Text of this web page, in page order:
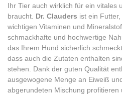
Ihr Tier auch wirklich für ein vitales
braucht. Dr. Clauders ist ein
wichtigen Vitaminen und
schmackhafte und hochwertige
das Ihrem Hund sicherlich
dass auch die Zutaten enthalten
stehen. Dank der guten Qualität
ausgewogene Menge an Eiweiß
abgerundeten Mischung profitieren